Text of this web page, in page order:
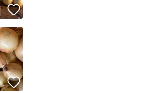
いいね！
いいね！